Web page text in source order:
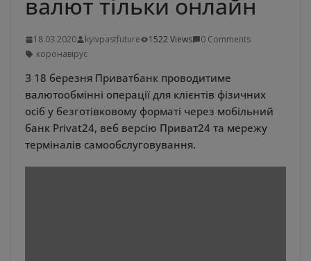
валют тільки онлайн
18.03.2020 kyivpastfuture 1522 Views
0 Comments
коронавірус
З 18 березня Приватбанк проводитиме
валютообмінні операції для клієнтів фізичних
осіб у безготівковому форматі через мобільний
банк Privat24, веб версію Приват24 та мережу
терміналів самообслуговування.